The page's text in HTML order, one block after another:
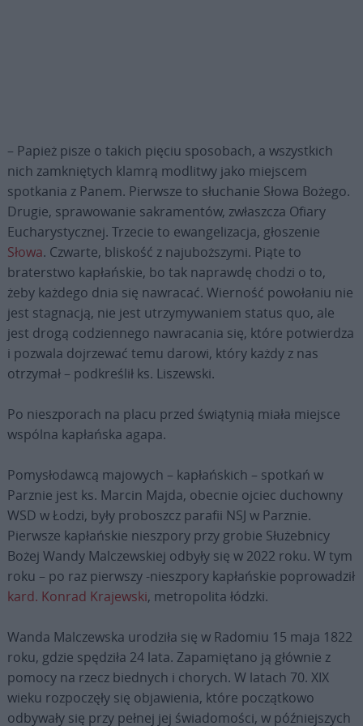
– Papież pisze o takich pięciu sposobach, a wszystkich
nich zamkniętych klamrą modlitwy jako miejscem
spotkania z Panem. Pierwsze to słuchanie Słowa Bożego.
Drugie, sprawowanie sakramentów, zwłaszcza Ofiary
Eucharystycznej. Trzecie to ewangelizacja, głoszenie
Słowa. Czwarte, bliskość z najuboższymi. Piąte to
braterstwo kapłańskie, bo tak naprawdę chodzi o to,
żeby każdego dnia się nawracać. Wierność powołaniu nie
jest stagnacją, nie jest utrzymywaniem status quo, ale
jest drogą codziennego nawracania się, które potwierdza
i pozwala dojrzewać temu darowi, który każdy z nas
otrzymał – podkreślił ks. Liszewski.
Po nieszporach na placu przed świątynią miała miejsce
wspólna kapłańska agapa.
Pomysłodawcą majowych – kapłańskich – spotkań w
Parznie jest ks. Marcin Majda, obecnie ojciec duchowny
WSD w Łodzi, były proboszcz parafii NSJ w Parznie.
Pierwsze kapłańskie nieszpory przy grobie Służebnicy
Bożej Wandy Malczewskiej odbyły się w 2022 roku. W tym
roku – po raz pierwszy -nieszpory kapłańskie poprowadził
kard. Konrad Krajewski, metropolita łódzki.
Wanda Malczewska urodziła się w Radomiu 15 maja 1822
roku, gdzie spędziła 24 lata. Zapamiętano ją głównie z
pomocy na rzecz biednych i chorych. W latach 70. XIX
wieku rozpoczęły się objawienia, które początkowo
odbywały się przy pełnej jej świadomości, w późniejszych